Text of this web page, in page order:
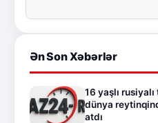
Ən Son Xəbərlər
16 yaşlı
dünya
atdı